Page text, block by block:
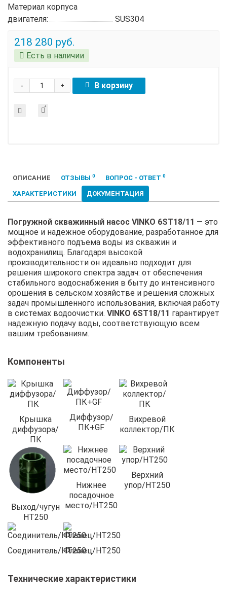
Материал корпуса
двигателя:
SUS304
218 280 руб.
Есть в наличии
+
- В корзину
ОПИСАНИЕ ОТЗЫВЫ 0 ВОПРОС - ОТВЕТ 0
ХАРАКТЕРИСТИКИ ДОКУМЕНТАЦИЯ
Погружной скважинный насос VINKO 6ST18/11 — это
мощное и надежное оборудование, разработанное для
эффективного подъема воды из скважин и
водохранилищ. Благодаря высокой
производительности он идеально подходит для
решения широкого спектра задач: от обеспечения
стабильного водоснабжения в быту до интенсивного
орошения в сельском хозяйстве и решения сложных
задач промышленного использования, включая работу
в системах водоочистки. VINKO 6ST18/11 гарантирует
надежную подачу воды, соответствующую всем
вашим требованиям.
Компоненты
Крышка
диффузора/
ПК
Диффузор/
ПК+GF
Вихревой
коллектор/ПК
Выход/чугун
HT250
Нижнее
посадочное
место/HT250
Верхний
упор/HT250
Соединитель/HT250Фланец/HT250
Технические характеристики